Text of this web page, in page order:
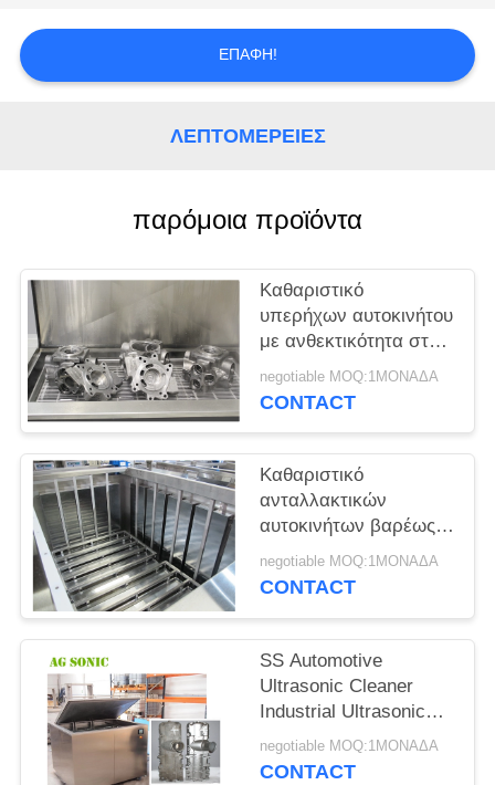
ΕΙΔΉΣΕΙΣ
ΑΠΌΣΠΑΣΜΑ
SITEMAP
PRIVACY
POLICY
ΕΠΑΦΉ!
ΛΕΠΤΟΜΈΡΕΙΕΣ
παρόμοια προϊόντα
Καθαριστικό
υπερήχων αυτοκινήτου
με ανθεκτικότητα στη
σκουριά που
αφαιρεί υψηλά
negotiable MOQ:1ΜΟΝΑΔΑ
CONTACT
Καθαριστικό
ανταλλακτικών
αυτοκινήτων βαρέως
τύπου υπερήχων
3600W φιλικό προς τα
negotiable MOQ:1ΜΟΝΑΔΑ
CONTACT
SS Automotive
Ultrasonic Cleaner
Industrial Ultrasonic
Washer for Surgical
Instrument
negotiable MOQ:1ΜΟΝΑΔΑ
CONTACT